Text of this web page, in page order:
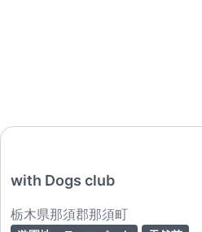
with Dogs club
栃木県那須郡那須町